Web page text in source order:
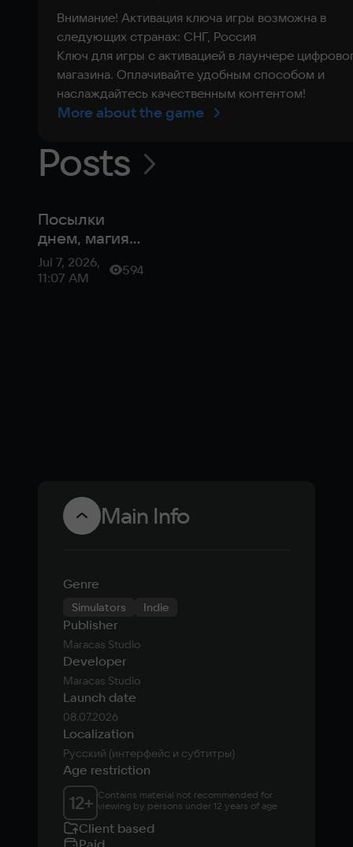
Внимание! Активация ключа игры возможна в
следующих странах: СНГ, Россия
Ключ для игры с активацией в лаунчере
магазина. Оплачивайте удобным способом и
наслаждайтесь качественным контентом!
More about the game
Posts
Посылки
днем, магия
ночью: как
Cat Mail Co.
Jul 7, 2026,
11:07 AM
594
Main Info
Genre
Simulators Indie
Publisher
Maracas Studio
Developer
Maracas Studio
Launch date
08.07.2026
Localization
Русский (интерфейс и субтитры)
Age restriction
12+ Contains material not recommended for
viewing by persons under 12 years of age
Client based
Paid